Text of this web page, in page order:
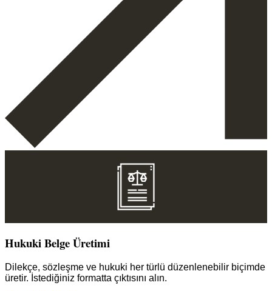
Hukuki Belge Üretimi
Dilekçe, sözleşme ve hukuki her türlü düzenlenebilir biçimde
üretir. İstediğiniz formatta çıktısını alın.